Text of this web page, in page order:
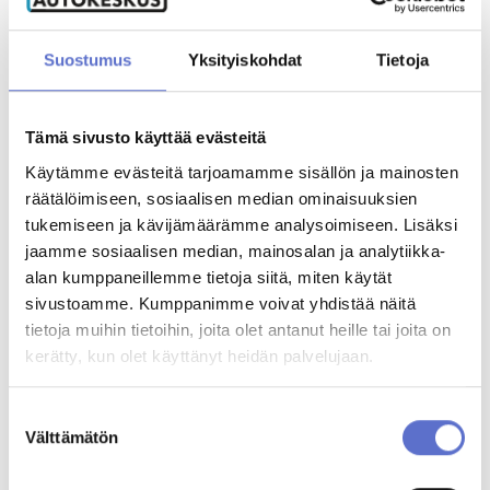
Suostumus Yksityiskohdat Tietoja
Tämä sivusto käyttää evästeitä
Käytämme evästeitä tarjoamamme sisällön ja mainosten
räätälöimiseen, sosiaalisen median ominaisuuksien
tukemiseen ja kävijämäärämme analysoimiseen. Lisäksi
jaamme sosiaalisen median, mainosalan ja analytiikka-
alan kumppaneillemme tietoja siitä, miten käytät
sivustoamme. Kumppanimme voivat yhdistää näitä
tietoja muihin tietoihin, joita olet antanut heille tai joita on
kerätty, kun olet käyttänyt heidän palvelujaan.
valinta
Välttämätön
ENG,
Taneli Pietilä
020 506 5357
ENG
Automyyjä
020 506 5487
Varaa videotapaaminen
ENG
Jukka Parkkonen
Myynninedistäjä